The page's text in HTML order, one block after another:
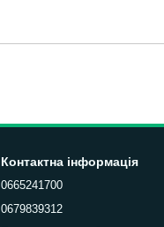
Контактна інформація
0665241700
0679839312